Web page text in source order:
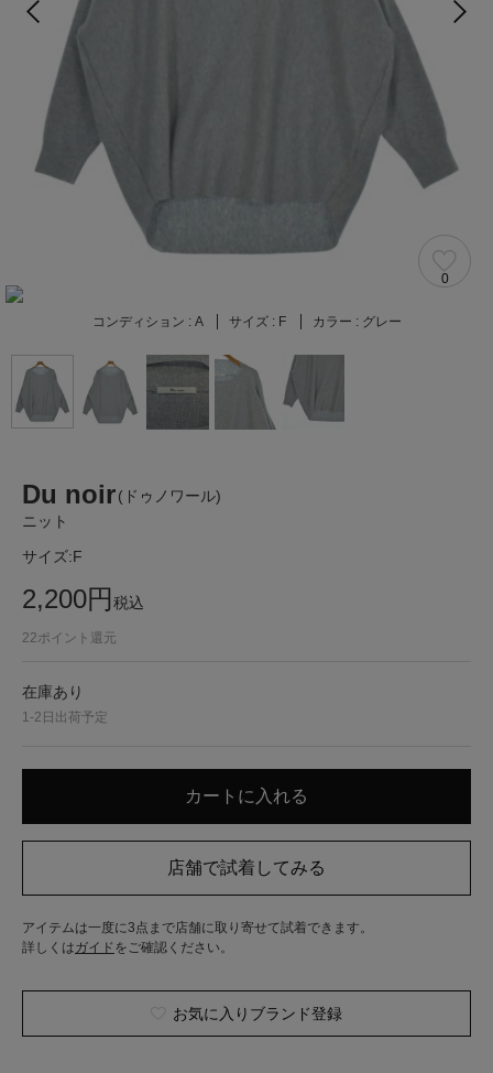
0
コンディション : A サイズ : F カラー : グレー
Du noir(ドゥノワール)
ニット
サイズ:F
2,200円税込
22ポイント還元
在庫あり
1-2日出荷予定
アイテムは一度に3点まで店舗に取り寄せて試着できます。
詳しくはガイド をご確認ください。
お気に入りブランド登録